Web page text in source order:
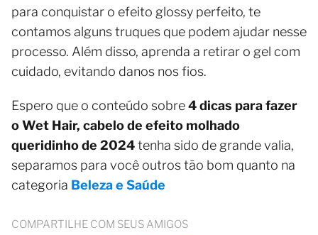
para conquistar o efeito glossy perfeito, te
contamos alguns truques que podem ajudar nesse
processo. Além disso, aprenda a retirar o gel com
cuidado, evitando danos nos fios.
Espero que o conteúdo sobre4 dicas para fazer
o Wet Hair, cabelo de efeito molhado
queridinho de 2024tenha sido de grande valia,
separamos para você outros tão bom quanto na
categoria Beleza e Saúde
COMPARTILHE COM SEUS AMIGOS